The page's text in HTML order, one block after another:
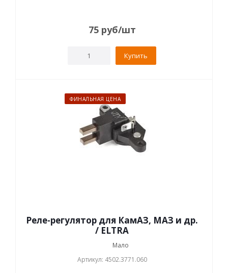
75 руб/шт
Купить
ФИНАЛЬНАЯ ЦЕНА
Реле-регулятор для КамАЗ, МАЗ и др.
/ ELTRA
Мало
Артикул: 4502.3771.060